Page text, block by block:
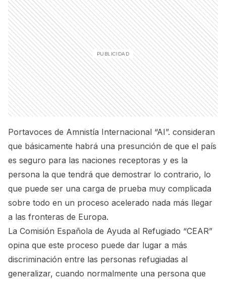
Portavoces de Amnistía Internacional “AI”. consideran
que básicamente habrá una presunción de que el país
es seguro para las naciones receptoras y es la
persona la que tendrá que demostrar lo contrario, lo
que puede ser una carga de prueba muy complicada
sobre todo en un proceso acelerado nada más llegar
a las fronteras de Europa.
La Comisión Española de Ayuda al Refugiado “CEAR”
opina que este proceso puede dar lugar a más
discriminación entre las personas refugiadas al
generalizar, cuando normalmente una persona que